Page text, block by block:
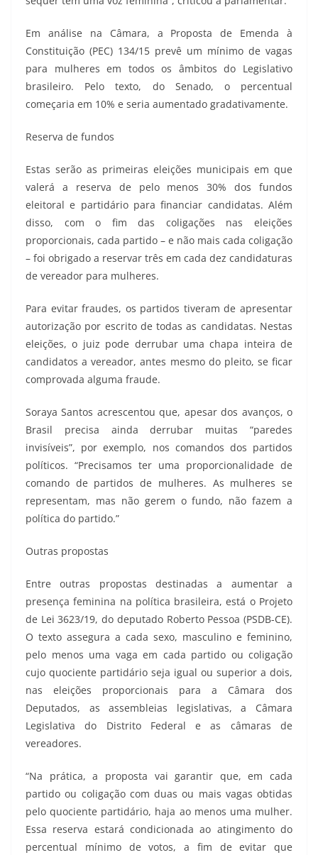
Em análise na Câmara, a Proposta de Emenda à
Constituição (PEC) 134/15 prevê um mínimo de vagas
para mulheres em todos os âmbitos do Legislativo
brasileiro. Pelo texto, do Senado, o percentual
começaria em 10% e seria aumentado gradativamente.
Reserva de fundos
Estas serão as primeiras eleições municipais em que
valerá a reserva de pelo menos 30% dos fundos
eleitoral e partidário para financiar candidatas. Além
disso, com o fim das coligações nas eleições
proporcionais, cada partido – e não mais cada coligação
– foi obrigado a reservar três em cada dez candidaturas
de vereador para mulheres.
Para evitar fraudes, os partidos tiveram de apresentar
autorização por escrito de todas as candidatas. Nestas
eleições, o juiz pode derrubar uma chapa inteira de
candidatos a vereador, antes mesmo do pleito, se ficar
comprovada alguma fraude.
Soraya Santos acrescentou que, apesar dos avanços, o
Brasil precisa ainda derrubar muitas “paredes
invisíveis”, por exemplo, nos comandos dos partidos
políticos. “Precisamos ter uma proporcionalidade de
comando de partidos de mulheres. As mulheres se
representam, mas não gerem o fundo, não fazem a
política do partido.”
Outras propostas
Entre outras propostas destinadas a aumentar a
presença feminina na política brasileira, está o Projeto
de Lei 3623/19, do deputado Roberto Pessoa (PSDB-CE).
O texto assegura a cada sexo, masculino e feminino,
pelo menos uma vaga em cada partido ou coligação
cujo quociente partidário seja igual ou superior a dois,
nas eleições proporcionais para a Câmara dos
Deputados, as assembleias legislativas, a Câmara
Legislativa do Distrito Federal e as câmaras de
vereadores.
“Na prática, a proposta vai garantir que, em cada
partido ou coligação com duas ou mais vagas obtidas
pelo quociente partidário, haja ao menos uma mulher.
Essa reserva estará condicionada ao atingimento do
percentual mínimo de votos, a fim de evitar que